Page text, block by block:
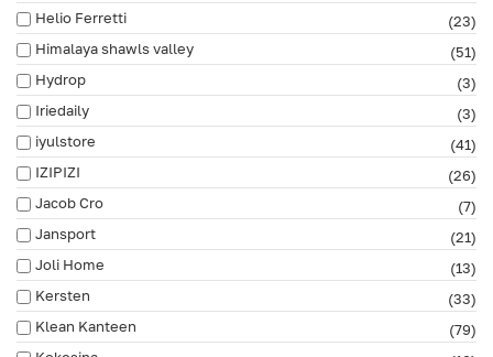
Helio Ferretti
(23)
Himalaya shawls valley
(51)
Hydrop
(3)
Iriedaily
(3)
iyulstore
(41)
IZIPIZI
(26)
Jacob Cro
(7)
Jansport
(21)
Joli Home
(13)
Kersten
(33)
Klean Kanteen
(79)